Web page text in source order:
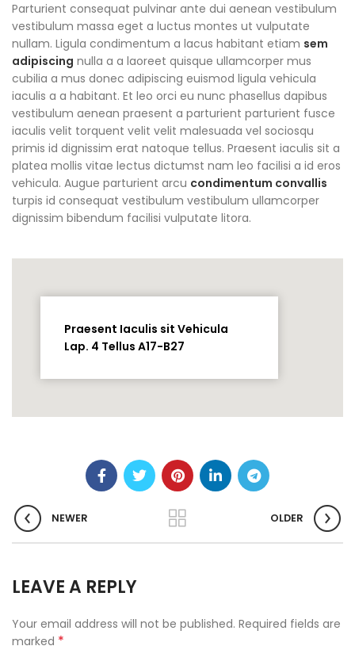
Parturient consequat pulvinar ante dui aenean vestibulum
vestibulum massa eget a luctus montes ut vulputate
nullam. Ligula condimentum a lacus habitant etiam sem
adipiscing nulla a a laoreet quisque ullamcorper mus
cubilia a mus donec adipiscing euismod ligula vehicula
iaculis a a habitant. Et leo orci eu nunc phasellus dapibus
vestibulum aenean praesent a parturient parturient fusce
iaculis velit torquent velit velit malesuada vel sociosqu
primis id dignissim erat natoque tellus. Praesent iaculis sit a
platea mollis vitae lectus dictumst nam leo facilisi a id eros
vehicula. Augue parturient arcu condimentum convallis
turpis id consequat vestibulum vestibulum ullamcorper
dignissim bibendum facilisi vulputate litora.
Praesent Iaculis sit Vehicula
Lap. 4 Tellus A17-B27
NEWER OLDER
LEAVE A REPLY
Your email address will not be published. Required fields are
marked *